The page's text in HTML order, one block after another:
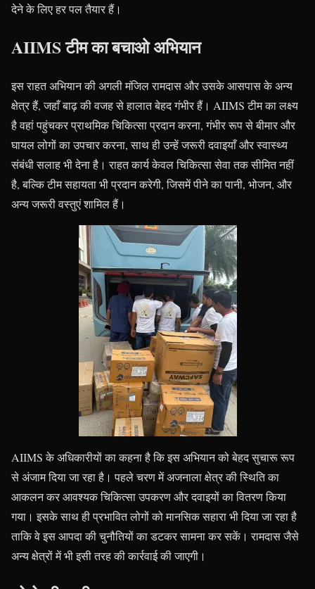
देने के लिए हर पल तैयार हैं।
AIIMS टीम का बचाओ अभियान
इस राहत अभियान की अगली मंजिल रामदास और उसके आसपास के अन्य
क्षेत्र हैं, जहाँ बाढ़ की वजह से हालात बेहद गंभीर हैं। AIIMS टीम का लक्ष्य
है वहां पहुंचकर प्राथमिक चिकित्सा प्रदान करना, गंभीर रूप से बीमार और
घायल लोगों का उपचार करना, साथ ही उन्हें जरूरी दवाइयाँ और स्वास्थ्य
संबंधी सलाह भी देना है। राहत कार्य केवल चिकित्सा सेवा तक सीमित नहीं
है, बल्कि टीम सहायता भी प्रदान करेगी, जिसमें पीने का पानी, भोजन, और
अन्य जरूरी वस्तुएं शामिल हैं।
AIIMS के अधिकारीयों का कहना है कि इस अभियान को बेहद सुचारू रूप
से अंजाम दिया जा रहा है। पहले चरण में अजनाला क्षेत्र की स्थिति का
आकलन कर आवश्यक चिकित्सा उपकरण और दवाइयों का वितरण किया
गया। इसके साथ ही प्रभावित लोगों को मानसिक सहारा भी दिया जा रहा है
ताकि वे इस आपदा की चुनौतियों का डटकर सामना कर सकें। रामदास जैसे
अन्य क्षेत्रों में भी इसी तरह की कार्रवाई की जाएगी।